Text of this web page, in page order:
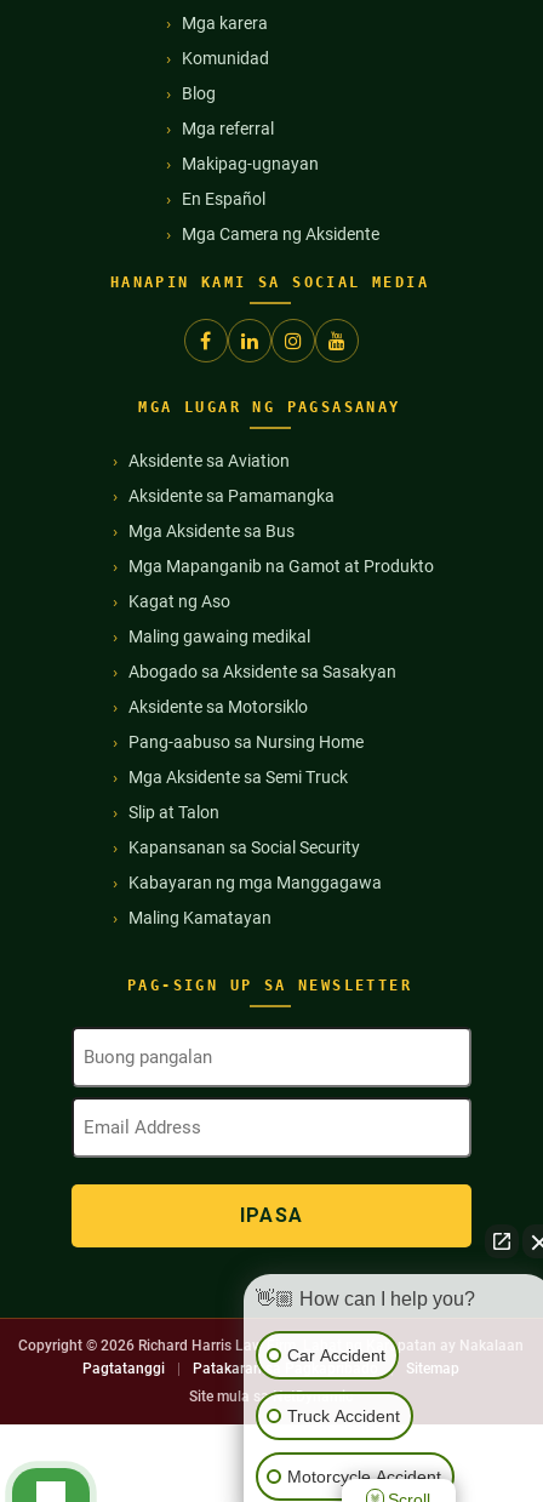
Mga karera
Komunidad
Blog
Mga referral
Makipag-ugnayan
En Español
Mga Camera ng Aksidente
HANAPIN KAMI SA SOCIAL MEDIA
PAG-SIGN UP SA NEWSLETTER
Buong
(Kinakailangan)
Email
(Kinakailangan)
MGA LUGAR NG PAGSASANAY
Aksidente sa Aviation
Aksidente sa Pamamangka
Mga Aksidente sa Bus
Mga Mapanganib na Gamot at Produkto
Kagat ng Aso
Maling gawaing medikal
Abogado sa Aksidente sa Sasakyan
Aksidente sa Motorsiklo
Pang-aabuso sa Nursing Home
Mga Aksidente sa Semi Truck
Slip at Talon
Kapansanan sa Social Security
Kabayaran ng mga Manggagawa
Maling Kamatayan
Copyright © 2026 Richard Harris Law Firm. Lahat ng Karapatan ay Nakalaan
Pagtatanggi
Patakaran sa Pagkapribado |
Sitemap
Site mula saNetDynamic
👋🏼 How can I help you?
Car Accident
Truck Accident
Motorcycle Accident